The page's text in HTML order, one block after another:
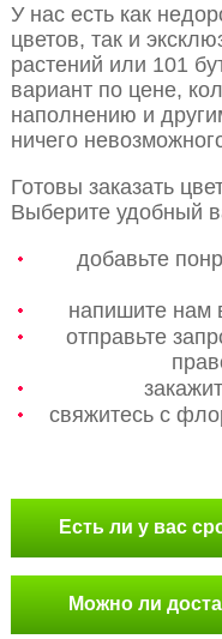
У нас есть как
цветов, так и
растений или 101
вариант по цене,
наполнению и
ничего
Готовы заказать
Выберите удобный
добавьте
напишите нам
отправьте
свяжитесь с
Есть ли у вас
Можно ли